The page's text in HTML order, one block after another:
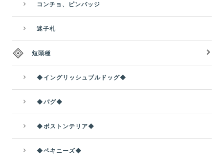
コンチョ、ピンバッジ
迷子札
短頭種
◆イングリッシュブルドッグ◆
◆パグ◆
◆ボストンテリア◆
◆ペキニーズ◆